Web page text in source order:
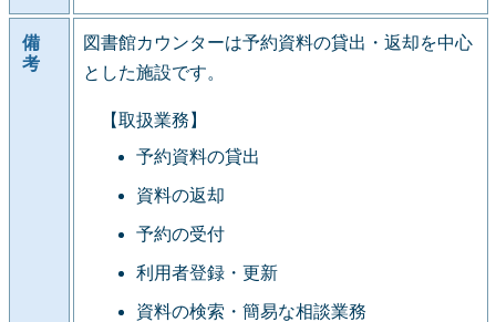
備
考
図書館カウンターは予約資料の貸出・返却を中心
とした施設です。
【取扱業務】
予約資料の貸出
資料の返却
予約の受付
利用者登録・更新
資料の検索・簡易な相談業務